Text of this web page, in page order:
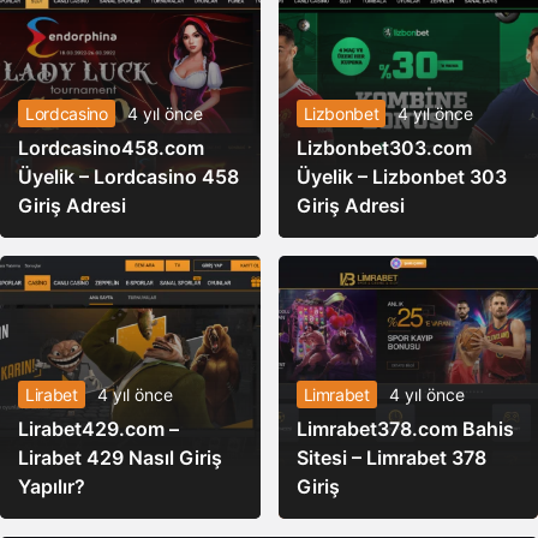
Stables
Pepe 0,000133 0,000132 0,000138
Internet
Computer
98,52
Bitget Token 76,70 76,29 77,66
USDGO 47,60 47,58 47,62
Worldcoin 14,48 14,41 15,41
Pi Network 4,11
Lordcasino 4 yıl önce
Lordcasino458.com
Üyelik – Lordcasino 458
Giriş Adresi
Lizbonbet 4 yıl önce
Lizbonbet303.com
Üyelik – Lizbonbet 303
Giriş Adresi
Lirabet 4 yıl önce
Lirabet429.com –
Lirabet 429 Nasıl Giriş
Yapılır?
Limrabet 4 yıl önce
Limrabet378.com Bahis
Sitesi – Limrabet 378
Giriş